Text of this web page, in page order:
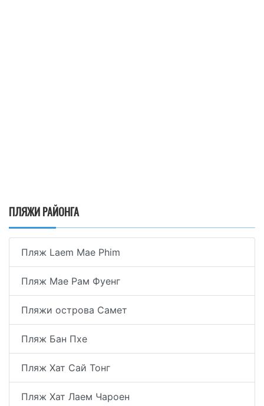
ПЛЯЖИ РАЙОНГА
Пляж Laem Mae Phim
Пляж Мае Рам Фуенг
Пляжи острова Самет
Пляж Бан Пхе
Пляж Хат Сай Тонг
Пляж Хат Лаем Чароен